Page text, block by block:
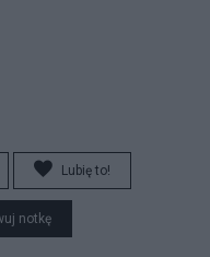
Lubię to!
notkę